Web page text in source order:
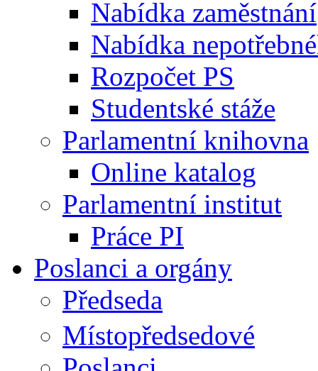
Nabídka zaměstnání
Nabídka
Rozpočet PS
Studentské stáže
Parlamentní knihovna
Online katalog
Parlamentní institut
Práce PI
Poslanci a orgány
Předseda
Místopředsedové